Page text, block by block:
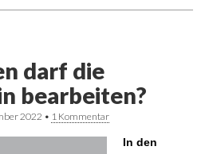
darf die
bearbeiten?
2022 • 1 Kommentar
In den